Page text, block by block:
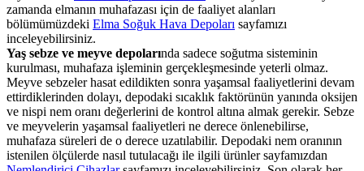
zamanda elmanın muhafazası için de faaliyet alanları
bölümümüzdeki Elma Soğuk Hava Depoları sayfamızı
inceleyebilirsiniz.
Yaş sebze ve meyve depolarında sadece soğutma sisteminin
kurulması, muhafaza işleminin gerçekleşmesinde yeterli olmaz.
Meyve sebzeler hasat edildikten sonra yaşamsal faaliyetlerini devam
ettirdiklerinden dolayı, depodaki sıcaklık faktörünün yanında oksijen
ve nispi nem oranı değerlerini de kontrol altına almak gerekir. Sebze
ve meyvelerin yaşamsal faaliyetleri ne derece önlenebilirse,
muhafaza süreleri de o derece uzatılabilir. Depodaki nem oranının
istenilen ölçülerde nasıl tutulacağı ile ilgili ürünler sayfamızdan